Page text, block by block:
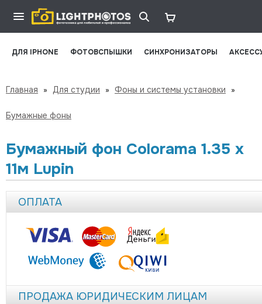
ДЛЯ IPHONE ФОТОВСПЫШКИ СИНХРОНИЗАТОРЫ
Главная » Для студии » Фоны и системы установки »
Бумажные фоны
Бумажный фон Colorama 1.35 x
11м Lupin
ОПЛАТА
ПРОДАЖА ЮРИДИЧЕСКИМ ЛИЦАМ